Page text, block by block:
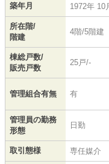
築年月 1972年 10
所在階/
階建
4階/5階建
棟総戸数/
販売戸数
25戸/-
管理組合有無 有
管理員の勤務
形態
日勤
取引態様 専任媒介